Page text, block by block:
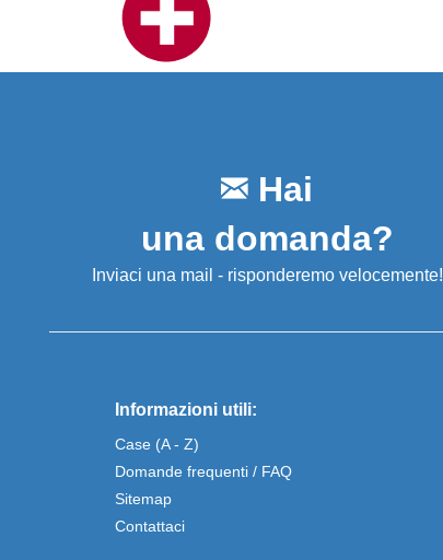
Hai
una domanda?
Inviaci una mail - risponderemo velocemente!
Informazioni utili:
Case (A - Z)
Domande frequenti / FAQ
Sitemap
Contattaci